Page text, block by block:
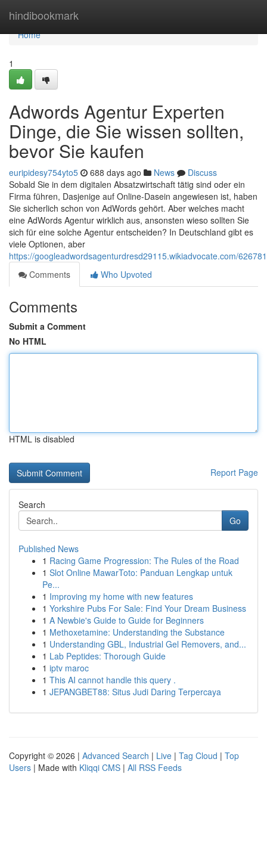
hindibookmark
Home
Home
1
Adwords Agentur Experten
Dinge, die Sie wissen sollten,
bevor Sie kaufen
euripidesy754yto5 688 days ago News
Discuss
Sobald Sie in dem digitalen Absatzwirtschaft tätig sind oder ein
Firma führen, Dasjenige auf Online-Dasein angewiesen ist, haben
Sie sicherlich schon von AdWords gehört. Aber welches macht
eine AdWords Agentur wirklich aus, ansonsten wieso sollten Sie
sich für eine solche Agentur entscheiden? In Deutschland gibt es
viele Optionen, aber
https://googleadwordsagenturdresd29115.wikiadvocate.com/
Comments
Who Upvoted
Comments
Submit a Comment
No HTML
HTML is disabled
Report Page
Search
Go
Published News
1 Racing Game Progression: The Rules of the Road
1 Slot Online MawarToto: Panduan Lengkap untuk
Pe...
1 Improving my home with new features
1 Yorkshire Pubs For Sale: Find Your Dream Business
1 A Newbie's Guide to Guide for Beginners
1 Methoxetamine: Understanding the Substance
1 Understanding GBL, Industrial Gel Removers, and...
1 Lab Peptides: Thorough Guide
1 iptv maroc
1 This AI cannot handle this query .
1 JEPANGBET88: Situs Judi Daring Terpercaya
Copyright © 2026 | Advanced Search | Live | Tag Cloud | Top
Users | Made with Kliqqi CMS | All RSS Feeds